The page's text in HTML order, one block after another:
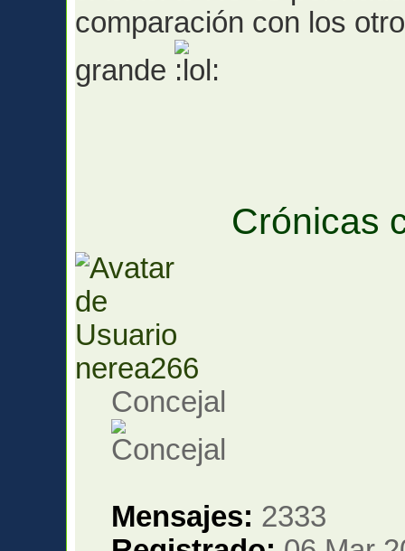
comparación con los
grande
Crónicas
nerea266
Concejal
Mensajes: 2333